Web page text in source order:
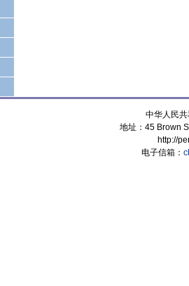
中华人民
地址：45 Brown
http://
电子信箱：